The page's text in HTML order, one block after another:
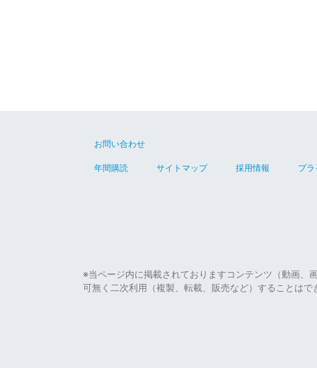
お問い合わせ
年間購読 サイトマップ 採用情報 プ
※当ページ内に掲載されておりますコンテンツ（動画、
可無く二次利用（複製、転載、販売など）することはで